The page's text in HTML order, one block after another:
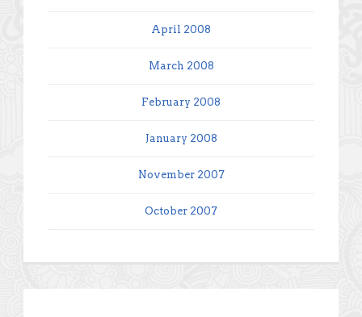
April 2008
March 2008
February 2008
January 2008
November 2007
October 2007